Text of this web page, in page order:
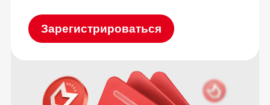
Зарегистрироваться